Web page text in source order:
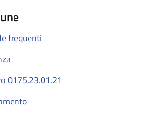
frequenti
0175.23.01.21